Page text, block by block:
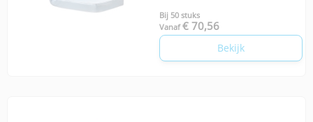
Bij 50 stuks
Vanaf € 70,56
Bekijk